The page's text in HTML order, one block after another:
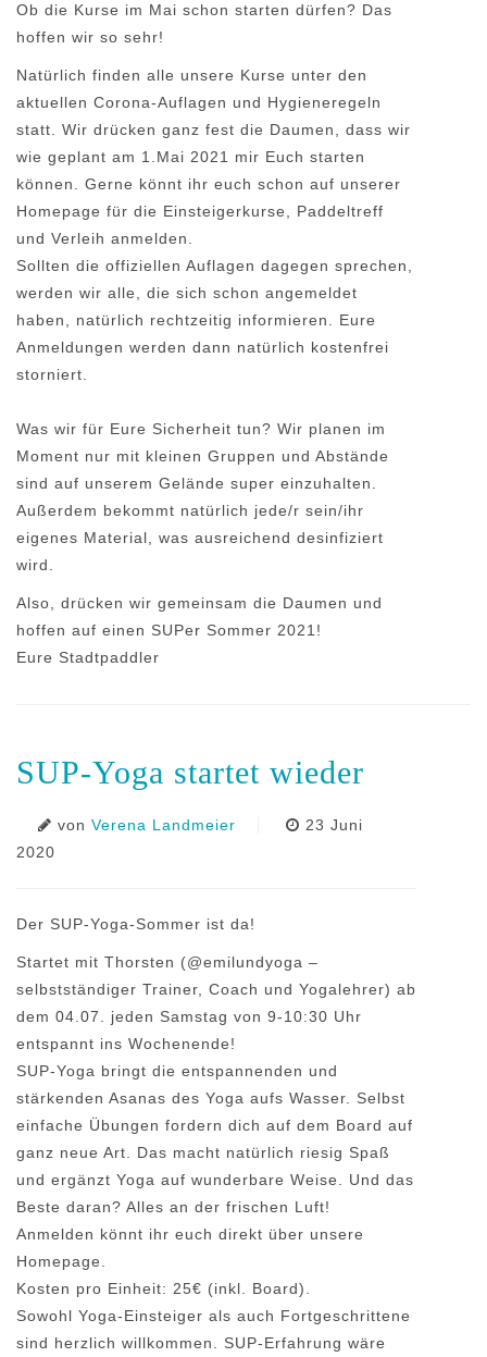
Ob die Kurse im Mai schon starten dürfen? Das
hoffen wir so sehr!
Natürlich finden alle unsere Kurse unter den
aktuellen Corona-Auflagen und Hygieneregeln
statt. Wir drücken ganz fest die Daumen, dass wir
wie geplant am 1.Mai 2021 mir Euch starten
können. Gerne könnt ihr euch schon auf unserer
Homepage für die Einsteigerkurse, Paddeltreff
und Verleih anmelden.
Sollten die offiziellen Auflagen dagegen sprechen,
werden wir alle, die sich schon angemeldet
haben, natürlich rechtzeitig informieren. Eure
Anmeldungen werden dann natürlich kostenfrei
storniert.
Was wir für Eure Sicherheit tun? Wir planen im
Moment nur mit kleinen Gruppen und Abstände
sind auf unserem Gelände super einzuhalten.
Außerdem bekommt natürlich jede/r sein/ihr
eigenes Material, was ausreichend desinfiziert
wird.
Also, drücken wir gemeinsam die Daumen und
hoffen auf einen SUPer Sommer 2021!
Eure Stadtpaddler
SUP-Yoga startet wieder
von Verena Landmeier
23 Juni
2020
Der SUP-Yoga-Sommer ist da!
Startet mit Thorsten (@emilundyoga –
selbstständiger Trainer, Coach und Yogalehrer) ab
dem 04.07. jeden Samstag von 9-10:30 Uhr
entspannt ins Wochenende!
SUP-Yoga bringt die entspannenden und
stärkenden Asanas des Yoga aufs Wasser. Selbst
einfache Übungen fordern dich auf dem Board auf
ganz neue Art. Das macht natürlich riesig Spaß
und ergänzt Yoga auf wunderbare Weise. Und das
Beste daran? Alles an der frischen Luft!
Anmelden könnt ihr euch direkt über unsere
Homepage.
Kosten pro Einheit: 25€ (inkl. Board).
Sowohl Yoga-Einsteiger als auch Fortgeschrittene
sind herzlich willkommen. SUP-Erfahrung wäre